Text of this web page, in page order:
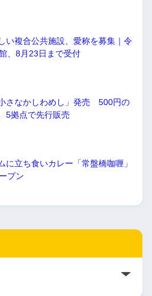
い複合公共施設、愛称を募集｜令
、8月23日まで受付
さなかしわめし」発売 500円の
5拠点で先行販売
に立ち食いカレー「常盤橋咖喱」
プン